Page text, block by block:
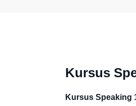
Kursus
Kursus Speaking